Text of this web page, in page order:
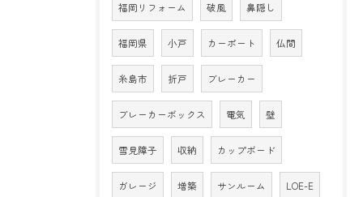
福岡リフォーム 破風 鼻隠し
福岡県 小戸 カーポート 仏間
糸島市 折戸 ブレーカー
ブレーカーボックス 電気 壁
雪見障子 収納 カップボード
ガレージ 増築 サンルーム LOE-E